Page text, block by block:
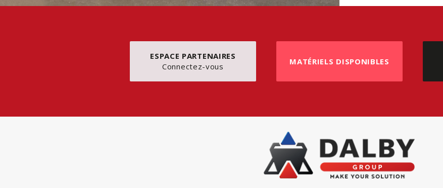
ESPACE PARTENAIRES
Connectez-vous
MATÉRIELS DISPONIBLES